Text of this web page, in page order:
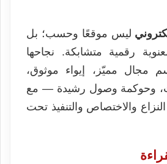
ليس موقعًا وحسب؛ بل
رقمية متشابكة. نجاحها
مجال مميّز، إيواء موثوق،
وحوكمة وصول رشيدة — مع
والاختصاص والتنفيذ تحت